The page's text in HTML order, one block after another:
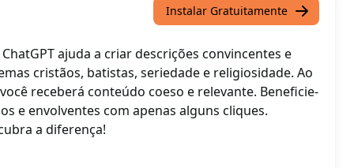
Instalar Gratuitamente
ajuda a criar descrições convincentes e
cristãos, batistas, seriedade e religiosidade. Ao
receberá conteúdo coeso e relevante. Beneficie-
e envolventes com apenas alguns cliques.
a diferença!